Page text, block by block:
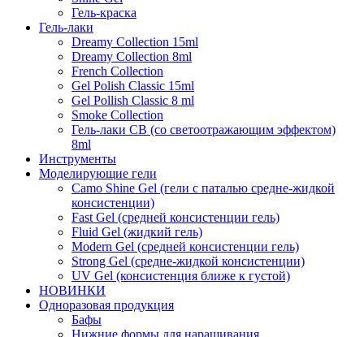
Гель-краска
Гель-лаки
Dreamy Collection 15ml
Dreamy Collection 8ml
French Collection
Gel Polish Classic 15ml
Gel Pollish Classic 8 ml
Smoke Collection
Гель-лаки СВ (со светоотражающим эффектом)
8ml
Инструменты
Моделирующие гели
Camo Shine Gel (гели с паталью средне-жидкой
консистенции)
Fast Gel (средней консистенции гель)
Fluid Gel (жидкий гель)
Modern Gel (средней консистенции гель)
Strong Gel (средне-жидкой консистенции)
UV Gel (консистенция ближе к густой)
НОВИНКИ
Одноразовая продукция
Бафы
Нижние формы для наращивания